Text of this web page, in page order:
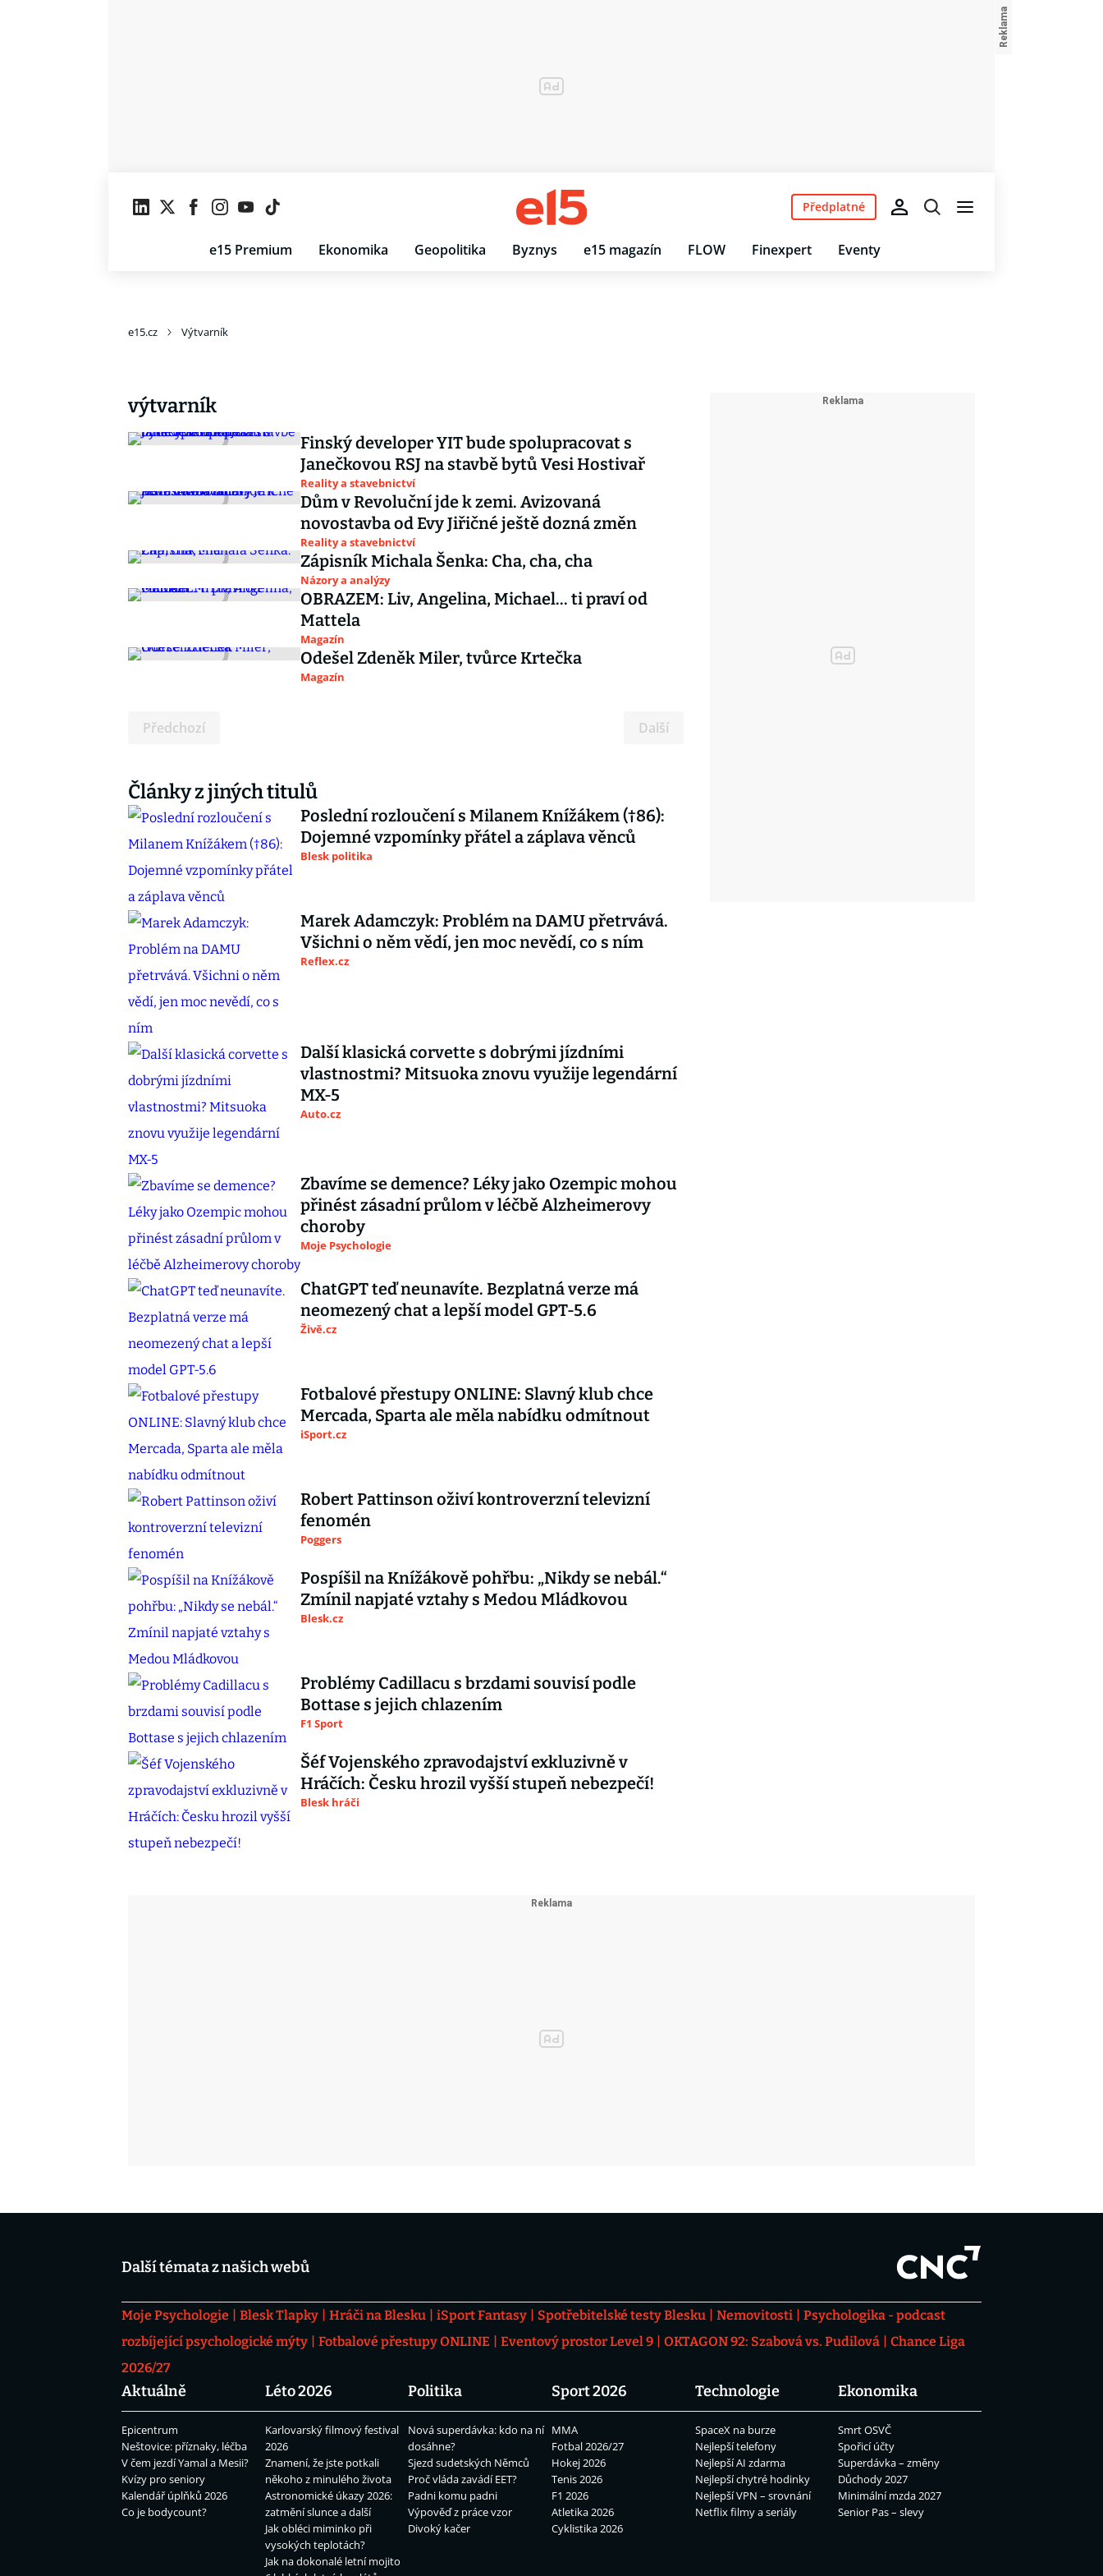
e15 Premium Ekonomika Geopolitika Byznys e15 magazín FLOW Finexpert Eventy
Předplatné
e15.cz Výtvarník
výtvarník
Finský developer YIT bude spolupracovat s
Janečkovou RSJ na stavbě bytů Vesi Hostivař
Reality a stavebnictví
Dům v Revoluční jde k zemi. Avizovaná
novostavba od Evy Jiřičné ještě dozná změn
Reality a stavebnictví
Zápisník Michala Šenka: Cha, cha, cha
Názory a analýzy
OBRAZEM: Liv, Angelina, Michael... ti praví od
Mattela
Magazín
Odešel Zdeněk Miler, tvůrce Krtečka
Magazín
Předchozí Další
Články z jiných titulů
Poslední rozloučení s Milanem Knížákem (†86):
Dojemné vzpomínky přátel a záplava věnců
Blesk politika
Marek Adamczyk: Problém na DAMU přetrvává.
Všichni o něm vědí, jen moc nevědí, co s ním
Reflex.cz
Další klasická corvette s dobrými jízdními
vlastnostmi? Mitsuoka znovu využije legendární
MX-5
Auto.cz
Zbavíme se demence? Léky jako Ozempic mohou
přinést zásadní průlom v léčbě Alzheimerovy
choroby
Moje Psychologie
ChatGPT teď neunavíte. Bezplatná verze má
neomezený chat a lepší model GPT-5.6
Živě.cz
Fotbalové přestupy ONLINE: Slavný klub chce
Mercada, Sparta ale měla nabídku odmítnout
iSport.cz
Robert Pattinson oživí kontroverzní televizní
fenomén
Poggers
Pospíšil na Knížákově pohřbu: „Nikdy se nebál.“
Zmínil napjaté vztahy s Medou Mládkovou
Blesk.cz
Problémy Cadillacu s brzdami souvisí podle
Bottase s jejich chlazením
F1 Sport
Šéf Vojenského zpravodajství exkluzivně v
Hráčích: Česku hrozil vyšší stupeň nebezpečí!
Blesk hráči
Další témata z našich webů
Moje Psychologie Blesk Tlapky Hráči na Blesku iSport Fantasy Spotřebitelské testy Blesku Nemovitosti
Psychologika - podcast
rozbíjející psychologické mýty
Fotbalové přestupy ONLINE Eventový prostor Level 9 OKTAGON 92: Szabová vs. Pudilová
Chance Liga
2026/27
Aktuálně
Epicentrum
Neštovice: příznaky, léčba
V čem jezdí Yamal a Mesii?
Kvízy pro seniory
Kalendář úplňků 2026
Co je bodycount?
Léto 2026
Karlovarský filmový festival
2026
Znamení, že jste potkali
někoho z minulého života
Astronomické úkazy 2026:
zatmění slunce a další
Jak obléci miminko při
vysokých teplotách?
Jak na dokonalé letní mojito
Politika
Nová superdávka: kdo na ní
dosáhne?
Sjezd sudetských Němců
Proč vláda zavádí EET?
Padni komu padni
Výpověď z práce vzor
Divoký kačer
Sport 2026
MMA
Fotbal 2026/27
Hokej 2026
Tenis 2026
F1 2026
Atletika 2026
Cyklistika 2026
Technologie
SpaceX na burze
Nejlepší telefony
Nejlepší AI zdarma
Nejlepší chytré hodinky
Nejlepší VPN – srovnání
Netflix filmy a seriály
Ekonomika
Smrt OSVČ
Spořicí účty
Superdávka – změny
Důchody 2027
Minimální mzda 2027
Senior Pas – slevy